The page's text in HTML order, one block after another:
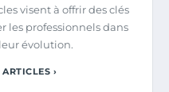
visent à offrir des clés
les professionnels dans
évolution.
›